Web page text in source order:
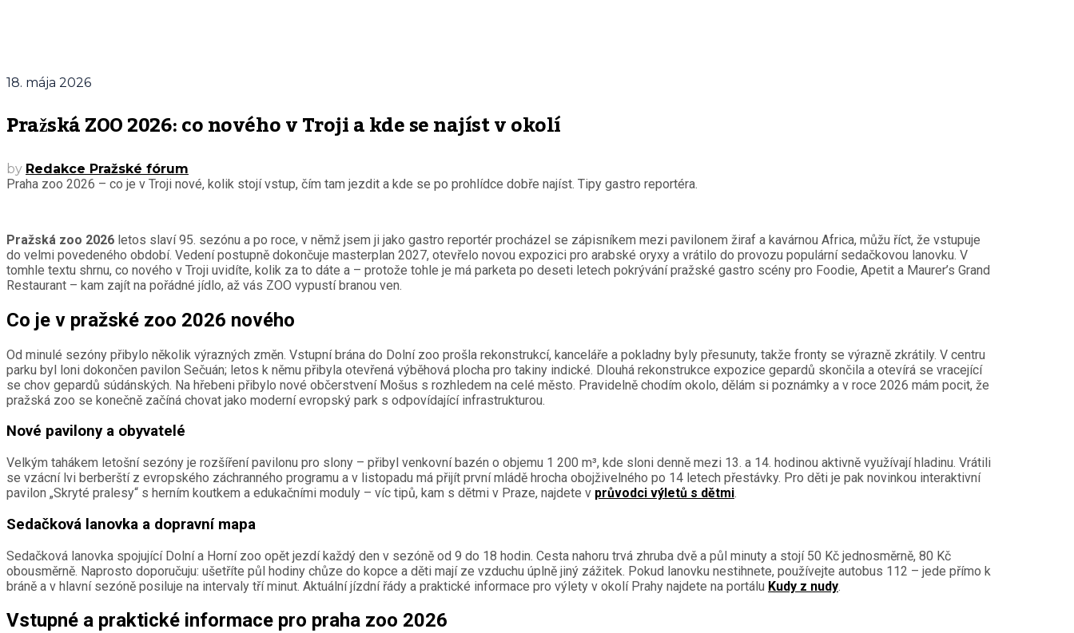
18. mája 2026
Pražská ZOO 2026: co nového v Troji a kde se najíst v okolí
by Redakce Pražské fórum
Praha zoo 2026 – co je v Troji nové, kolik stojí vstup, čím tam jezdit a kde se po prohlídce dobře najíst. Tipy gastro reportéra.
Pražská zoo 2026 letos slaví 95. sezónu a po roce, v němž jsem ji jako gastro reportér procházel se zápisníkem mezi pavilonem žiraf a kavárnou Africa, můžu říct, že vstupuje
do velmi povedeného období. Vedení postupně dokončuje masterplan 2027, otevřelo novou expozici pro arabské oryxy a vrátilo do provozu populární sedačkovou lanovku. V
tomhle textu shrnu, co nového v Troji uvidíte, kolik za to dáte a – protože tohle je má parketa po deseti letech pokrývání pražské gastro scény pro Foodie, Apetit a Maurer’s Grand
Restaurant – kam zajít na pořádné jídlo, až vás ZOO vypustí branou ven.
Co je v pražské zoo 2026 nového
Od minulé sezóny přibylo několik výrazných změn. Vstupní brána do Dolní zoo prošla rekonstrukcí, kanceláře a pokladny byly přesunuty, takže fronty se výrazně zkrátily. V centru
parku byl loni dokončen pavilon Sečuán; letos k němu přibyla otevřená výběhová plocha pro takiny indické. Dlouhá rekonstrukce expozice gepardů skončila a otevírá se vracející
se chov gepardů súdánských. Na hřebeni přibylo nové občerstvení Mošus s rozhledem na celé město. Pravidelně chodím okolo, dělám si poznámky a v roce 2026 mám pocit, že
pražská zoo se konečně začíná chovat jako moderní evropský park s odpovídající infrastrukturou.
Nové pavilony a obyvatelé
Velkým tahákem letošní sezóny je rozšíření pavilonu pro slony – přibyl venkovní bazén o objemu 1 200 m³, kde sloni denně mezi 13. a 14. hodinou aktivně využívají hladinu. Vrátili
se vzácní lvi berberští z evropského záchranného programu a v listopadu má přijít první mládě hrocha obojživelného po 14 letech přestávky. Pro děti je pak novinkou interaktivní
pavilon „Skryté pralesy“ s herním koutkem a edukačními moduly – víc tipů, kam s dětmi v Praze, najdete v průvodci výletů s dětmi.
Sedačková lanovka a dopravní mapa
Sedačková lanovka spojující Dolní a Horní zoo opět jezdí každý den v sezóně od 9 do 18 hodin. Cesta nahoru trvá zhruba dvě a půl minuty a stojí 50 Kč jednosměrně, 80 Kč
obousměrně. Naprosto doporučuju: ušetříte půl hodiny chůze do kopce a děti mají ze vzduchu úplně jiný zážitek. Pokud lanovku nestihnete, používejte autobus 112 – jede přímo k
bráně a v hlavní sezóně posiluje na intervaly tří minut. Aktuální jízdní řády a praktické informace pro výlety v okolí Prahy najdete na portálu Kudy z nudy.
Vstupné a praktické informace pro praha zoo 2026